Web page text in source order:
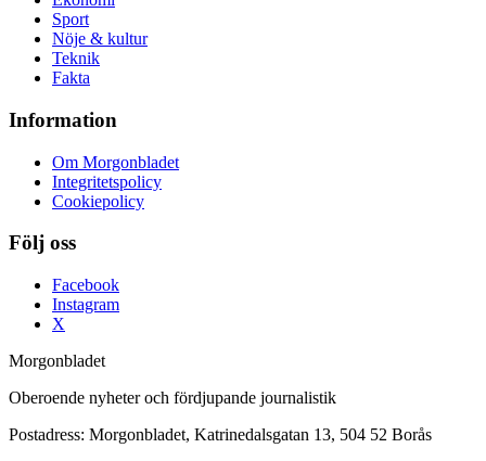
Sport
Nöje & kultur
Teknik
Fakta
Information
Om Morgonbladet
Integritetspolicy
Cookiepolicy
Följ oss
Facebook
Instagram
X
Morgonbladet
Oberoende nyheter och fördjupande journalistik
Postadress: Morgonbladet, Katrinedalsgatan 13, 504 52 Borås